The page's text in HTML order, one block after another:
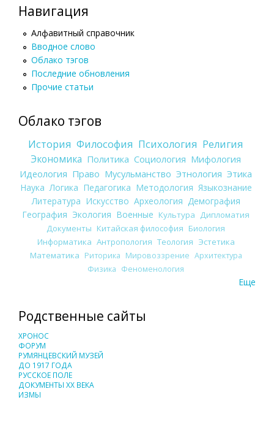
Навигация
Алфавитный справочник
Вводное слово
Облако тэгов
Последние обновления
Прочие статьи
Облако тэгов
История Философия Психология Религия
Экономика Политика Социология Мифология
Идеология Право Мусульманство Этнология Этика
Наука Логика Педагогика Методология Языкознание
Литература Искусство Археология Демография
География Экология Военные Культура
Дипломатия
Документы Китайская философия Биология
Информатика Антропология Теология Эстетика
Математика Риторика Мировоззрение Архитектура
Физика Феноменология
Еще
Родственные сайты
ХРОНОС
ФОРУМ
РУМЯНЦЕВСКИЙ МУЗЕЙ
ДО 1917 ГОДА
РУССКОЕ ПОЛЕ
ДОКУМЕНТЫ XX ВЕКА
ИЗМЫ